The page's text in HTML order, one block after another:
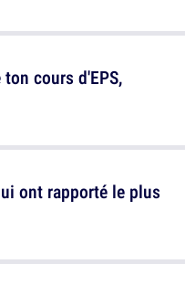
cours d'EPS,
ont rapporté le plus